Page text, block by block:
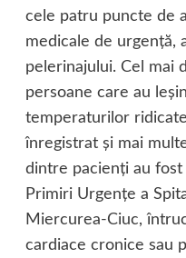
cele patru puncte de
medicale de urgenţă,
pelerinajului. Cel mai
persoane care au
temperaturilor
înregistrat şi mai
dintre pacienţi au
Primiri Urgenţe a
Miercurea-Ciuc,
cardiace cronice sau